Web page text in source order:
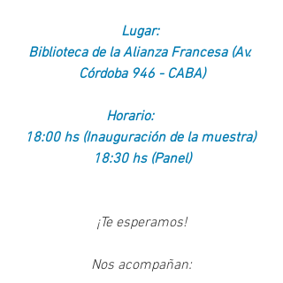
Lugar:
Biblioteca de la Alianza Francesa (Av.
Córdoba 946 - CABA)
Horario:
18:00 hs (Inauguración de la muestra)
18:30 hs (Panel)
¡Te esperamos!
Nos acompañan: